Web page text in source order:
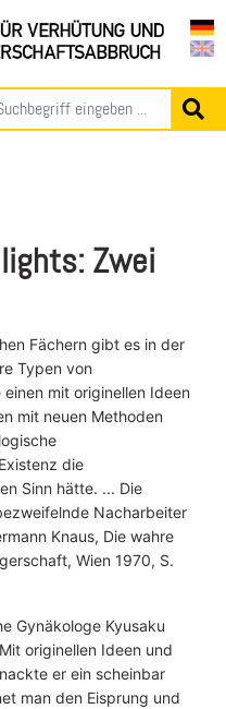
Zwei
Fächern gibt es in der
Typen von
mit originellen Ideen
mit neuen Methoden
die
Sinn hätte. ... Die
Nacharbeiter
Knaus, Die wahre
Wien 1970, S.
Gynäkologe Kyusaku
originellen Ideen und
er ein scheinbar
man den Eisprung und